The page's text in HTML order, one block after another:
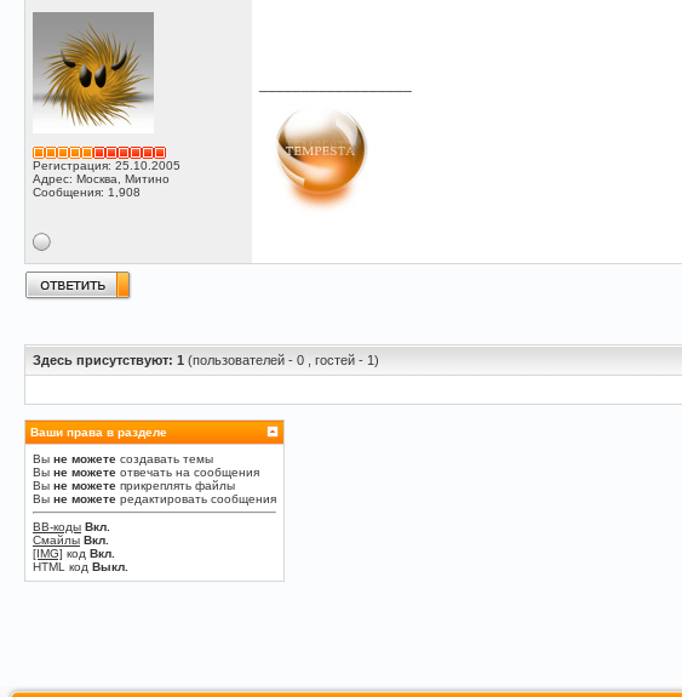
Регистрация: 25.10.2005
Адрес: Москва, Митино
Сообщения: 1,908
Здесь присутствуют: 1 (пользователей - 0 , гостей - 1)
Ваши права в разделе
Вы не можете создавать темы
Вы не можете отвечать на сообщения
Вы не можете прикреплять файлы
Вы не можете редактировать сообщения
BB-коды Вкл.
Смайлы Вкл.
[IMG] код Вкл.
HTML код Выкл.